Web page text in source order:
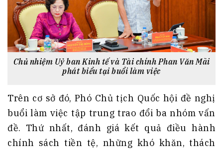
Chủ nhiệm Uỷ ban Kinh tế và Tài chính Phan Văn Mãi
phát biểu tại buổi làm việc
Trên cơ sở đó, Phó Chủ tịch Quốc hội đề nghị
buổi làm việc tập trung trao đổi ba nhóm vấn
đề. Thứ nhất, đánh giá kết quả điều hành
chính sách tiền tệ, những khó khăn, thách